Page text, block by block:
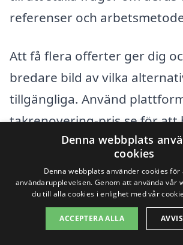
referenser och
Att få flera offerter ger dig
bredare bild av vilka
tillgängliga. Använd
takrenovering-pris.se för att
företag och begära
och välja den bästa
takrenovering i Hälsö.
Denna webbplats
cookies
Denna webbplats använder cookies
användarupplevelsen. Genom att använda vår
du till alla cookies i enlighet med vår
ACCEPTERA ALLA